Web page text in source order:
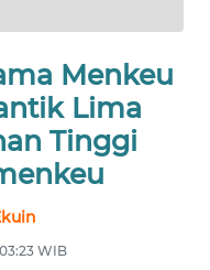
Menkeu
Lima
Tinggi
WIB